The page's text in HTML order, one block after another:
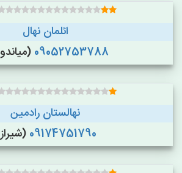
ائلمان نهال
09052753788
نهالستان رادمین
09174751790